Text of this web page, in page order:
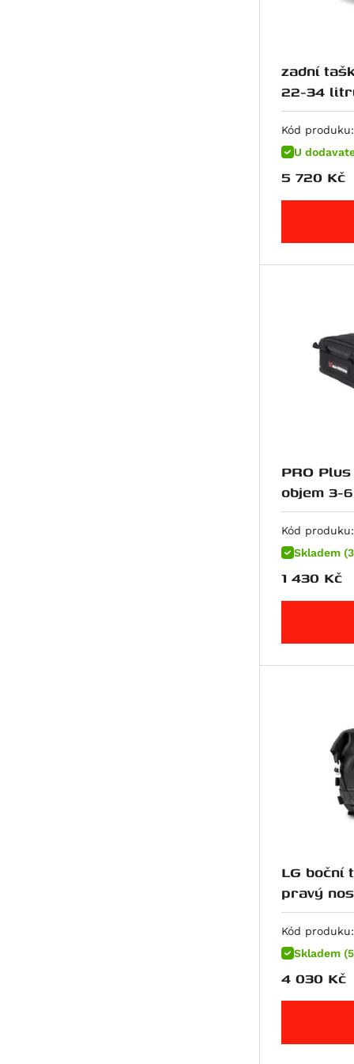
U
zadní
22-34
Kód produku:
5 720 Kč
Skladem
PRO
objem 3-
Kód produku:
1 430 Kč
Skladem
LG boční
pravý
edition
Kód produku:
4 030 Kč